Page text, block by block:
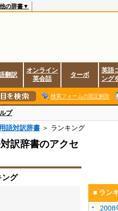
の辞書▼
翻訳
オンライン
英会話
ターボ
英語
ング
検索フォームの固定解除
プ
語対訳辞書 ＞ ランキング
訳辞書のアクセ
ング
■ ラン
2008